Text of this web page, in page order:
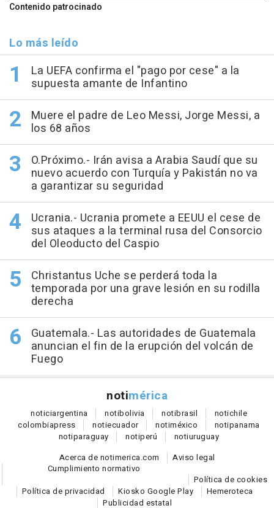
Contenido patrocinado
Lo más leído
La UEFA confirma el "pago por cese" a la
supuesta amante de Infantino
Muere el padre de Leo Messi, Jorge Messi, a
los 68 años
O.Próximo.- Irán avisa a Arabia Saudí que su
nuevo acuerdo con Turquía y Pakistán no va
a garantizar su seguridad
Ucrania.- Ucrania promete a EEUU el cese de
sus ataques a la terminal rusa del Consorcio
del Oleoducto del Caspio
Christantus Uche se perderá toda la
temporada por una grave lesión en su rodilla
derecha
Guatemala.- Las autoridades de Guatemala
anuncian el fin de la erupción del volcán de
Fuego
notimérica
noticiargentina notibolivia notibrasil notichile
colombiapress notiecuador notiméxico notipanama
notiparaguay notiperú notiuruguay
Acerca de notimerica.com
Aviso legal
Cumplimiento normativo
Política de cookies
Política de privacidad
Kiosko Google Play
Hemeroteca
Publicidad estatal